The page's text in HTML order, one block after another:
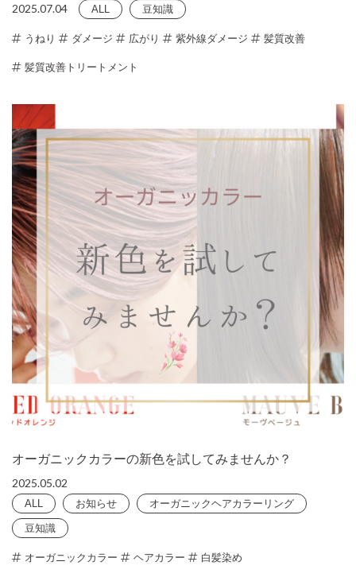
2025.07.04
ALL 豆知識
うねり ダメージ 広がり 紫外線ダメージ 髪質改善
髪質改善トリートメント
オーガニックカラーの新色を試してみませんか？
2025.05.02
ALL お知らせ オーガニックヘアカラーリング
豆知識
オーガニックカラー ヘアカラー 白髪染め